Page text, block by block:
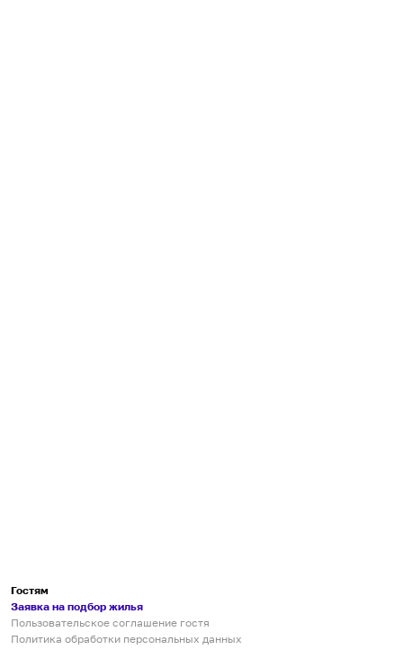
Гостям
Заявка на подбор жилья
Пользовательское соглашение гостя
Политика обработки персональных данных